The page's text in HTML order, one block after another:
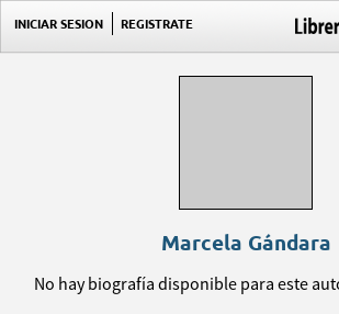
INICIAR SESION REGISTRATE
Marcela Gándara
No hay biografía disponible para este